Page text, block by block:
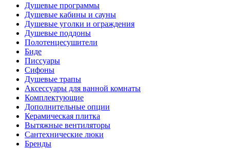
Душевые программы
Душевые кабины и сауны
Душевые уголки и ограждения
Душевые поддоны
Полотенцесушители
Биде
Писсуары
Сифоны
Душевые трапы
Аксессуары для ванной комнаты
Комплектующие
Дополнительные опции
Керамическая плитка
Вытяжные вентиляторы
Сантехнические люки
Бренды